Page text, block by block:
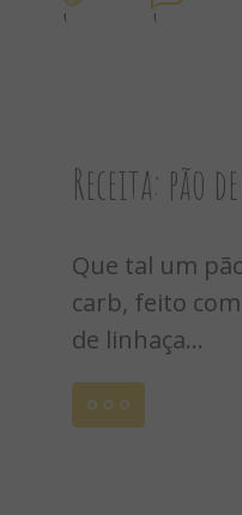
4 4
Receita: pão
Que tal um
carb, feito
de linhaça...